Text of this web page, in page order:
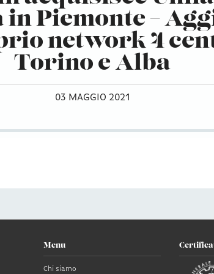
Piemonte –
network 4
Torino e Alba
03 MAGGIO 2021
Menu
Chi siamo